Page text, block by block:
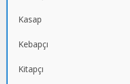
Kasap
Kebapçı
Kitapçı